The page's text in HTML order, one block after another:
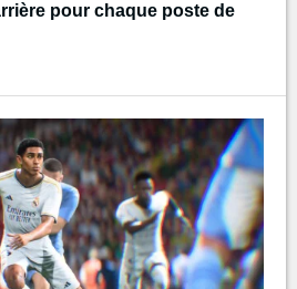
pour chaque poste de